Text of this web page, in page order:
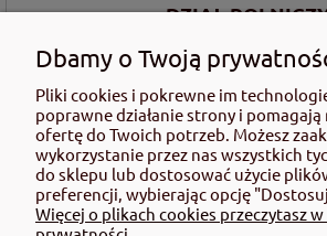
DZIAŁ
54 237 15 35
+48 662 108 693
sklep@rolmat.pl
Dbamy o Twoją
Pliki cookies i pokrewne im
poprawne działanie strony i
ofertę do Twoich potrzeb. Możesz
wykorzystanie przez nas wszystkich
do sklepu lub dostosować użycie
preferencji, wybierając opcję
Więcej o plikach cookies przeczytasz